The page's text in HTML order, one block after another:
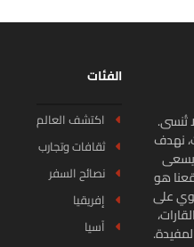
هو
على
الفئات
اكتشف العالم
ثقافات وتجارب
نصائح السفر
إفريقيا
آسيا